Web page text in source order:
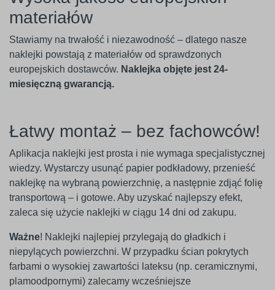
materiałów
Stawiamy na trwałość i niezawodność – dlatego nasze
naklejki powstają z materiałów od sprawdzonych
europejskich dostawców. Naklejka objęte jest 24-
miesięczną gwarancją.
Łatwy montaż – bez fachowców!
Aplikacja naklejki jest prosta i nie wymaga specjalistycznej
wiedzy. Wystarczy usunąć papier podkładowy, przenieść
naklejkę na wybraną powierzchnię, a następnie zdjąć folię
transportową – i gotowe. Aby uzyskać najlepszy efekt,
zaleca się użycie naklejki w ciągu 14 dni od zakupu.
Ważne! Naklejki najlepiej przylegają do gładkich i
niepylących powierzchni. W przypadku ścian pokrytych
farbami o wysokiej zawartości lateksu (np. ceramicznymi,
plamoodpornymi) zalecamy wcześniejsze